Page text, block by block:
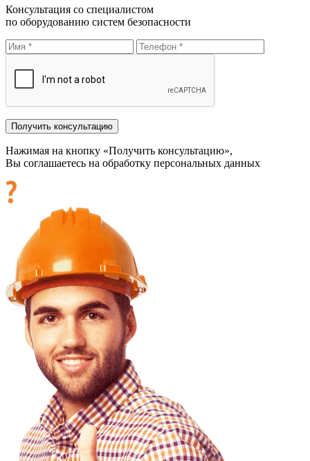
Консультация со специалистом
по оборудованию систем безопасности
Нажимая на кнопку «Получить консультацию»,
Вы соглашаетесь на обработку персональных данных